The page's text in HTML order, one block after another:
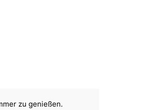
zu genießen.